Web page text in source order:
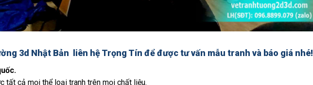
3d Nhật Bản liên hệ Trọng Tín để được tư vấn mẫu tranh và báo giá nhé!
tất cả mọi thể loại tranh trên mọi chất liệu.